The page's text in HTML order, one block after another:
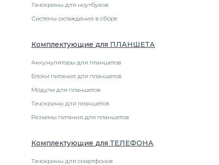
Тачскрины для ноутбуков
Системы охлаждения в сборе
Комплектующие для ПЛАНШЕТА
Аккумуляторы для планшетов
Блоки питания для планшетов
Модули для планшетов
Тачскрины для планшетов
Разъемы питания для планшетов
Комплектующие для ТЕЛЕФОНА
Тачскрины для смартфонов